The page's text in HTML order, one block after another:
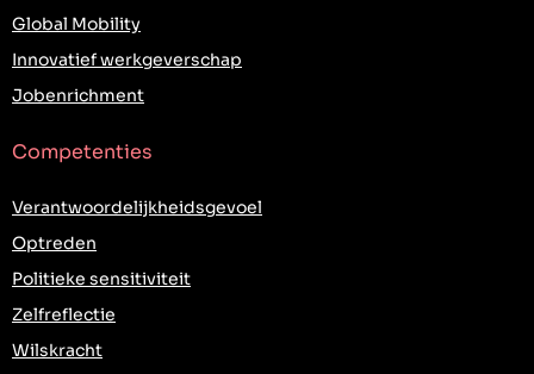
Global Mobility
Innovatief werkgeverschap
Jobenrichment
Competenties
Verantwoordelijkheidsgevoel
Optreden
Politieke sensitiviteit
Zelfreflectie
Wilskracht